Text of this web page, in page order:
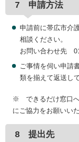
7 申請方法
申請前に帯広市介
相談ください。
お問い合わせ先
ご事情を伺い申請
類を揃えて返送し
※ できるだけ窓口へ
にご協力をお願いい
8 提出先